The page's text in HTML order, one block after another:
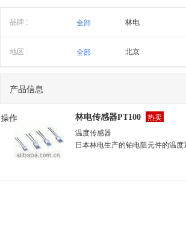
品牌 : 全部 林电
地区 :
全部 北京
产品信息
操作 林电传感器PT100 热卖
温度传感器